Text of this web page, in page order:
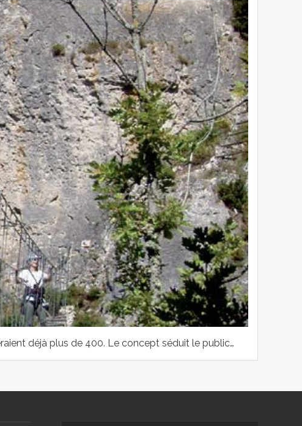
déjà plus de 400. Le concept séduit le public…